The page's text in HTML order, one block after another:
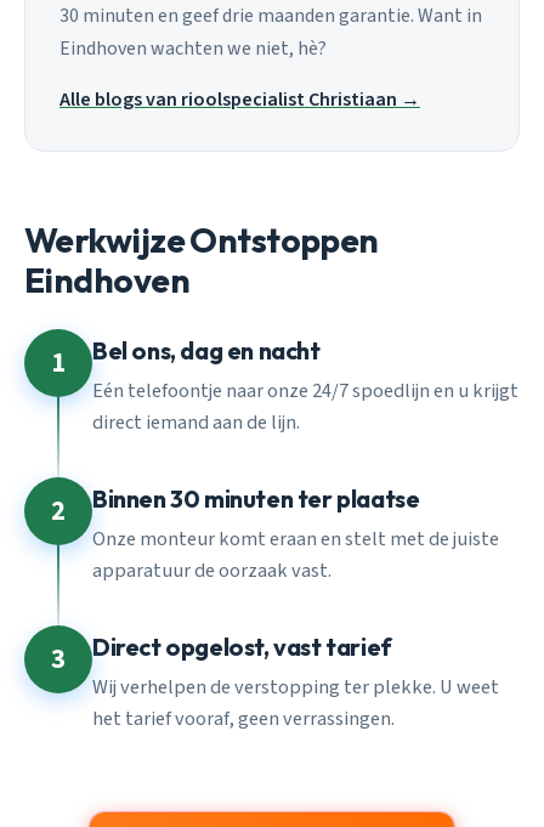
30 minuten en geef drie maanden garantie. Want in
Eindhoven wachten we niet, hè?
Alle blogs van rioolspecialist Christiaan →
Werkwijze Ontstoppen
Eindhoven
1 Bel ons, dag en nacht
Eén telefoontje naar onze 24/7 spoedlijn en u krijgt
direct iemand aan de lijn.
2 Binnen 30 minuten ter plaatse
Onze monteur komt eraan en stelt met de juiste
apparatuur de oorzaak vast.
3 Direct opgelost, vast tarief
Wij verhelpen de verstopping ter plekke. U weet
het tarief vooraf, geen verrassingen.